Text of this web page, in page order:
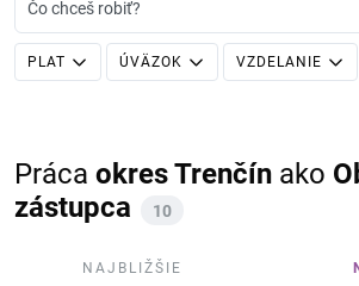
Čo chceš robiť?
PLAT ÚVÄZOK VZDELANIE
Práca okres Trenčín ako
zástupca
10
NAJBLIŽŠIE